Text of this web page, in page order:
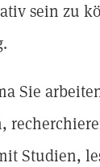
sein zu
Sie
Studien,